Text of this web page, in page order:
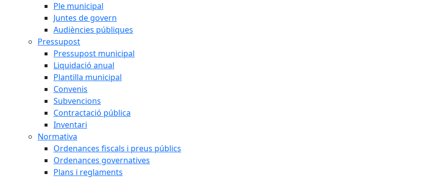
Ple municipal
Juntes de govern
Audiències públiques
Pressupost
Pressupost municipal
Liquidació anual
Plantilla municipal
Convenis
Subvencions
Contractació pública
Inventari
Normativa
Ordenances fiscals i preus públics
Ordenances governatives
Plans i reglaments